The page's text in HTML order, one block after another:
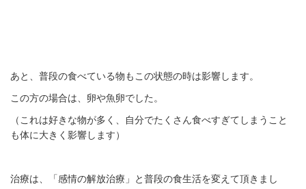
あと、普段の食べている物もこの状態の時は影響します。
この方の場合は、卵や魚卵でした。
（これは好きな物が多く、自分でたくさん食べすぎてしまうこと
も体に大きく影響します）
治療は、「感情の解放治療」と普段の食生活を変えて頂きまし